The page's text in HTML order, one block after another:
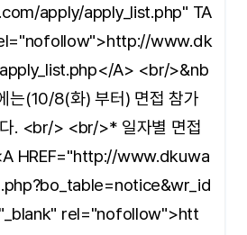
apply/apply_list.php" TA
www.dk
A> <br/>&nb
는(10/8(화) 부터) 면접 참가
. <br/> <br/>* 일자별 면접
HREF="http://www.dkuwa
rel="nofollow">htt